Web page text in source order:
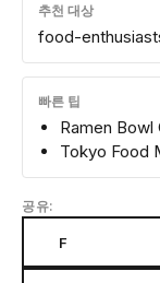
추천 대상
food-
빠른 팁
Ramen
Tokyo Food
공유:
F